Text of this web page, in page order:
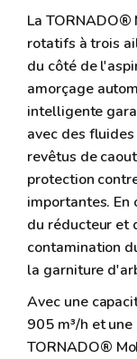
La TORNADO®
rotatifs à trois
du côté de
amorçage
intelligente
avec des
revêtus de
protection
importantes. En
du réducteur et
contamination
la garniture
Avec une
905 m³/h et
TORNADO®